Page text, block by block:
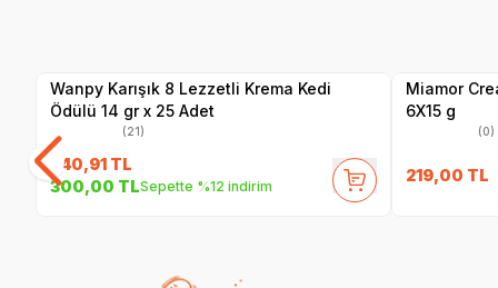
Wanpy Karışık 8 Lezzetli Krema Kedi
Ödülü 14 gr x 25 Adet
(21)
340,91 TL
300,00 TLSepette %12 indirim
Miamor
6X15 g
(0)
219,00 TL